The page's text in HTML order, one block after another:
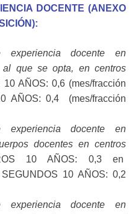
DOCENTE (ANEXO
docente en
al que se opta, en centros
10 AÑOS: 0,6 (mes/fracción
AÑOS: 0,4 (mes/fracción
docente en
docentes en centros
10 AÑOS: 0,3 en
SEGUNDOS 10 AÑOS: 0,2
docente en